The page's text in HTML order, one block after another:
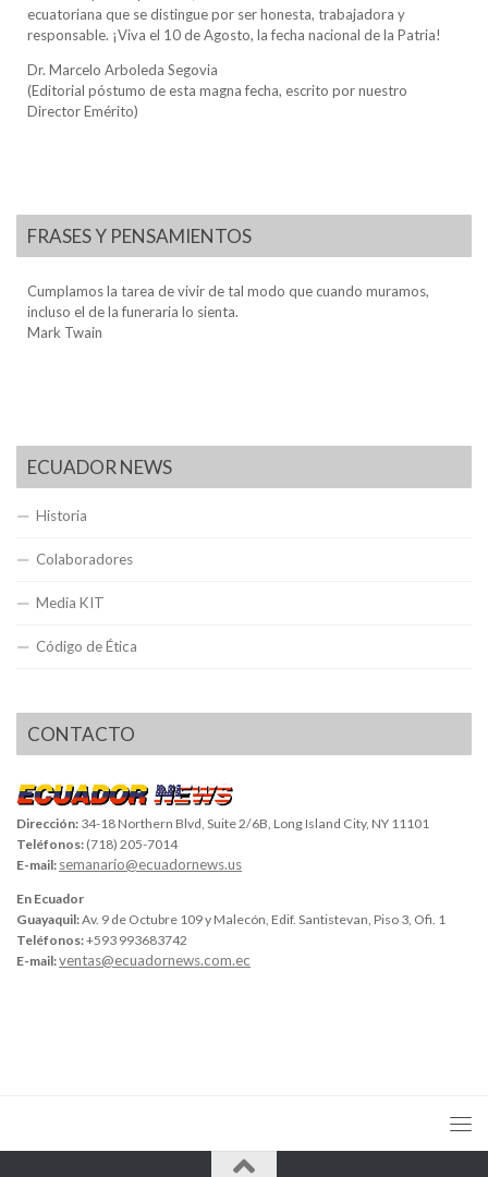
ecuatoriana que se distingue por ser honesta, trabajadora y
responsable. ¡Viva el 10 de Agosto, la fecha nacional de la Patria!
Dr. Marcelo Arboleda Segovia
(Editorial póstumo de esta magna fecha, escrito por nuestro
Director Emérito)
FRASES Y PENSAMIENTOS
Cumplamos la tarea de vivir de tal modo que cuando muramos,
incluso el de la funeraria lo sienta.
Mark Twain
ECUADOR NEWS
Historia
Colaboradores
Media KIT
Código de Ética
CONTACTO
Dirección: 34-18 Northern Blvd, Suite 2/6B, Long Island City, NY 11101
Teléfonos: (718) 205-7014
E-mail: semanario@ecuadornews.us
En Ecuador
Guayaquil:Av. 9 de Octubre 109 y Malecón, Edif. Santistevan, Piso 3, Ofi. 1
Teléfonos:+593 993683742
E-mail:ventas@ecuadornews.com.ec